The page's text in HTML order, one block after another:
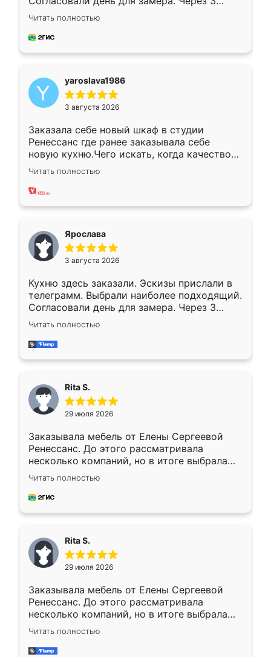
недели кухня была уже готова. Остались
довольны работой. Спасибо Ренессанс
мебель за качественную работу!
Читать полностью
yaroslava1986
3 августа 2026
Заказала себе новый шкаф в студии
Ренессанс где ранее заказывала себе
новую кухню.Чего искать, когда качеством
вполне довольна. Служит кухня уже почти
два года, нареканий нет.
Читать полностью
Ярослава
3 августа 2026
Кухню здесь заказали. Эскизы прислали в
телеграмм. Выбрали наиболее подходящий.
Согласовали день для замера. Через 3
недели кухня была уже готова. Остались
довольны работой. Спасибо Ренессанс
мебель за качественную работу!
Читать полностью
Rita S.
29 июля 2026
Заказывала мебель от Елены Сергеевой
Ренессанс. До этого рассматривала
несколько компаний, но в итоге выбрала
эту. Сначала обговорили условия, потом
приехал замерщик, всё спокойно объяснил
и снял размеры. Изготовили в срок, с
каких-либо доработок. Качеством осталась
довольна, все выглядит так, как и ожидала.
Читать полностью
Rita S.
29 июля 2026
Заказывала мебель от Елены Сергеевой
Ренессанс. До этого рассматривала
несколько компаний, но в итоге выбрала
эту. Сначала обговорили условия, потом
приехал замерщик, всё спокойно объяснил
и снял размеры. Изготовили в срок, с
Читать полностью